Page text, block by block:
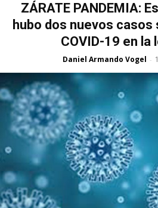
ZÁRATE PANDEMIA:
hubo dos nuevos
COVID-19 en la
Daniel Armando Vogel -